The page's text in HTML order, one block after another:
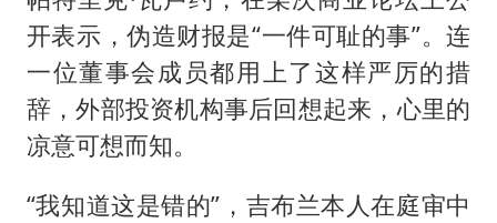
开表示，伪造财报是“一件可耻的事”。连
一位董事会成员都用上了这样严厉的措
辞，外部投资机构事后回想起来，心里的
凉意可想而知。
“我知道这是错的”，吉布兰本人在庭审中